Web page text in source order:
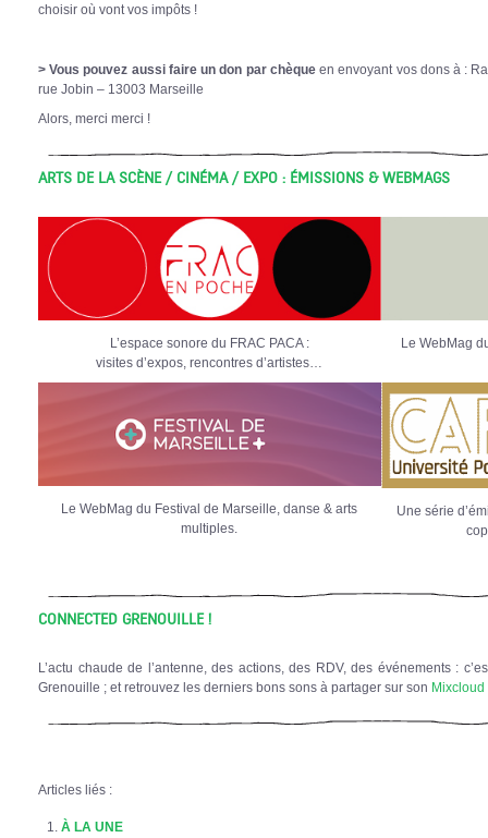
choisir où vont vos impôts !
> Vous pouvez aussi faire un don par chèqueen envoyant vos dons à :
rue Jobin – 13003 Marseille
Alors, merci merci !
ARTS DE LA SCÈNE / CINÉMA / EXPO : ÉMISSIONS & WEBMAGS
L’espace sonore du FRAC PACA :
visites d’expos, rencontres d’artistes…
Le WebMag
Le WebMag du Festival de Marseille, danse & arts
multiples.
Une série
CONNECTED GRENOUILLE !
L’actu chaude de l’antenne, des actions, des RDV, des événements :
Grenouille ; et retrouvez les derniers bons sons à partager sur son Mixcloud
Articles liés :
À LA UNE